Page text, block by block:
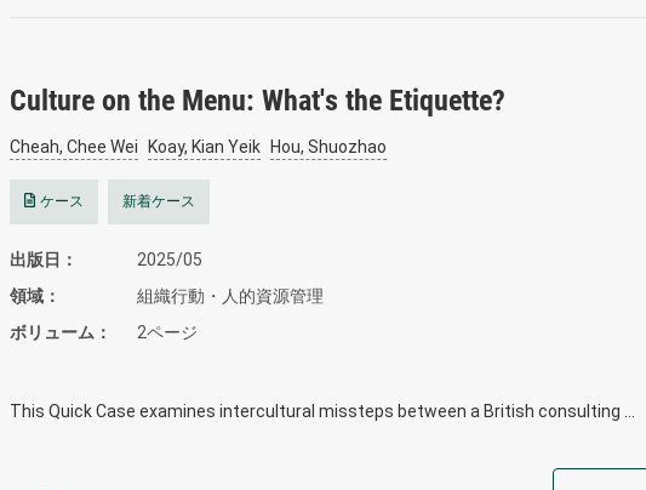
Culture on the Menu: What's the Etiquette?
Cheah, Chee Wei Koay, Kian Yeik Hou, Shuozhao
ケース 新着ケース
出版日
2025/05
領域
組織行動・人的資源管理
ボリューム
2ページ
This Quick Case examines intercultural missteps between a British consulting …